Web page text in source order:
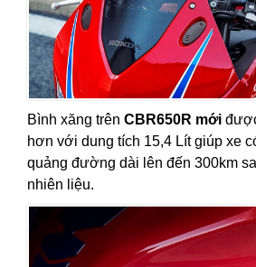
Bình xăng trên CBR650R mới
hơn với dung tích 15,4 Lít giúp xe
quảng đường dài lên đến 300km
nhiên liệu.